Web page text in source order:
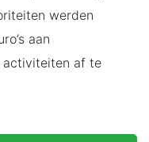
werden
aan
activiteiten af te